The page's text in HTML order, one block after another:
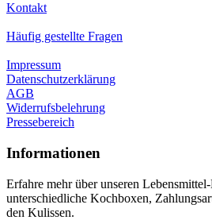
Kontakt
Häufig gestellte Fragen
Impressum
Datenschutzerklärung
AGB
Widerrufsbelehrung
Pressebereich
Informationen
Erfahre mehr über unseren
unterschiedliche Kochboxen,
den Kulissen.